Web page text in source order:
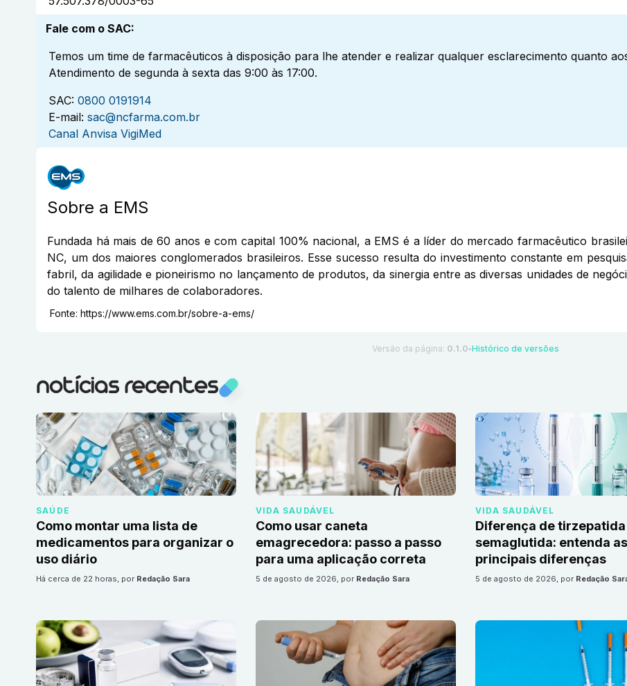
Fale com o SAC:
Temos um time de farmacêuticos à disposição para lhe atender e realizar qualquer esclarecimento quanto
Atendimento de segunda à sexta das 9:00 às 17:00.
SAC: 0800 0191914
E-mail: sac@ncfarma.com.br
Canal Anvisa VigiMed
Sobre a EMS
Fundada há mais de 60 anos e com capital 100% nacional, a EMS é a líder do mercado farmacêutico
NC, um dos maiores conglomerados brasileiros. Esse sucesso resulta do investimento constante em
fabril, da agilidade e pioneirismo no lançamento de produtos, da sinergia entre as diversas unidades de
do talento de milhares de colaboradores.
Fonte: https://www.ems.com.br/sobre-a-ems/
Versão da página: 0.1.0 ●Histórico de versões
notícias recentes
SAÚDE
Como montar uma lista de
medicamentos para organizar o
uso diário
há cerca de 22 horas, por Redação Sara
VIDA SAUDÁVEL
Como usar caneta
emagrecedora: passo a passo
para uma aplicação correta
5 de agosto de 2026, por Redação Sara
VIDA SAUDÁVEL
Diferença de tirzepatida
semaglutida: entenda as
principais diferenças
5 de agosto de 2026, por Redação